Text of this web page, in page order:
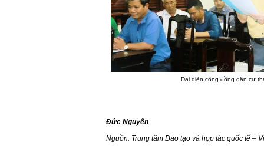
Đại diện cộng đồng dân cư
Đức Nguyên
Nguồn: Trung tâm Đào tạo và hợp tác quốc tế –